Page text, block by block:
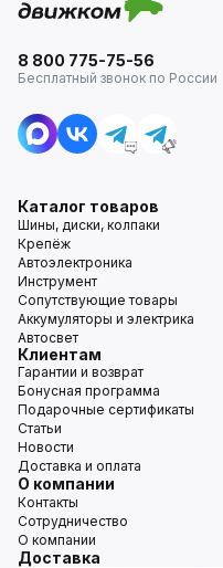
8 800 775-75-56
Бесплатный звонок по России
Каталог товаров
Шины, диски, колпаки
Крепёж
Автоэлектроника
Инструмент
Сопутствующие товары
Аккумуляторы и электрика
Автосвет
Клиентам
Гарантии и возврат
Бонусная программа
Подарочные сертификаты
Статьи
Новости
Доставка и оплата
О компании
Контакты
Сотрудничество
О компании
Доставка